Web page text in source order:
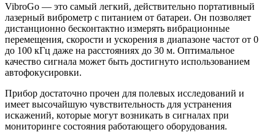
VibroGo — это самый легкий, действительно портативный
лазерный виброметр с питанием от батареи. Он позволяет
дистанционно бесконтактно измерять вибрационные
перемещения, скорости и ускорения в диапазоне частот от 0
до 100 кГц даже на расстояниях до 30 м. Оптимальное
качество сигнала может быть достигнуто использованием
автофокусировки.
Прибор достаточно прочен для полевых исследований и
имеет высочайшую чувствительность для устранения
искажений, которые могут возникать в сигналах при
мониторинге состояния работающего оборудования.